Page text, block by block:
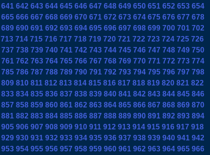
641 642 643 644 645 646 647 648 649 650 651 652 653 654
665 666 667 668 669 670 671 672 673 674 675 676 677 678
689 690 691 692 693 694 695 696 697 698 699 700 701 702
713 714 715 716 717 718 719 720 721 722 723 724 725 726
737 738 739 740 741 742 743 744 745 746 747 748 749 750
761 762 763 764 765 766 767 768 769 770 771 772 773 774
785 786 787 788 789 790 791 792 793 794 795 796 797 798
809 810 811 812 813 814 815 816 817 818 819 820 821 822
833 834 835 836 837 838 839 840 841 842 843 844 845 846
857 858 859 860 861 862 863 864 865 866 867 868 869 870
881 882 883 884 885 886 887 888 889 890 891 892 893 894
905 906 907 908 909 910 911 912 913 914 915 916 917 918
929 930 931 932 933 934 935 936 937 938 939 940 941 942
953 954 955 956 957 958 959 960 961 962 963 964 965 966